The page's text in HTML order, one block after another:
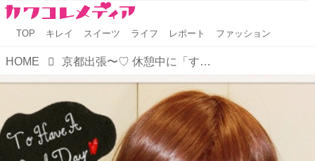
TOP キレイ スイーツ ライフ レポート ファッション
HOME 京都出張〜♡ 休憩中に「すこやかリフレッシュ」をごくり^ ^♡ #爽健美茶 #総研美人部 #総研美人 #anan総研